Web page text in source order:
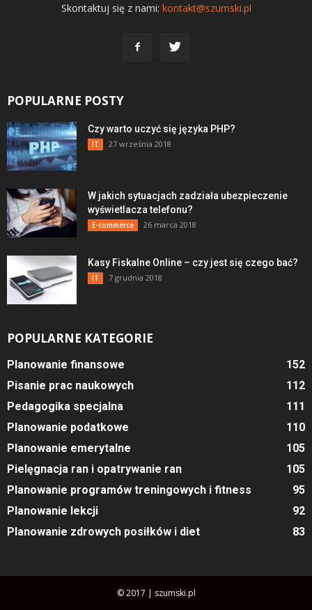
Skontaktuj się z nami: kontakt@szumski.pl
POPULARNE POSTY
Czy warto uczyć się języka PHP?
IT 27 września 2018
W jakich sytuacjach zadziała ubezpieczenie
wyświetlacza telefonu?
E-commerce 26 marca 2018
Kasy Fiskalne Online – czy jest się czego bać?
IT 7 grudnia 2018
POPULARNE KATEGORIE
Planowanie finansowe
152
Pisanie prac naukowych
112
Pedagogika specjalna
111
Planowanie podatkowe
110
Planowanie emerytalne
105
Pielęgnacja ran i opatrywanie ran
105
Planowanie programów treningowych i fitness
95
Planowanie lekcji
92
Planowanie zdrowych posiłków i diet
83
© 2017 | szumski.pl